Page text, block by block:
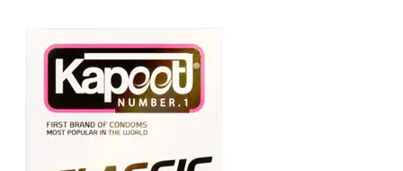
بسته بندی
دمنوش گیاهی
فلــه ای
بسته بندی
همه دسته بندی های دمنوش و بخورهای گیاهی